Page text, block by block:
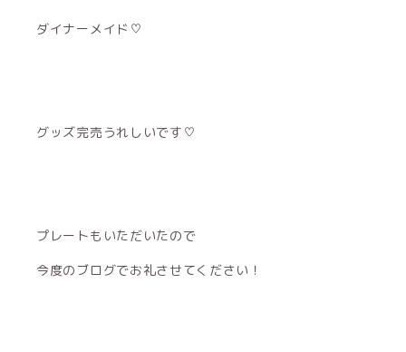
ダイナーメイド♡
グッズ完売うれしいです♡
プレートもいただいたので
今度のブログでお礼させてください！